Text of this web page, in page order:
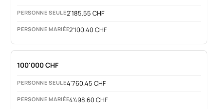
2'185.55 CHF
2'100.40 CHF
100'000 CHF
4'760.45 CHF
4'498.60 CHF